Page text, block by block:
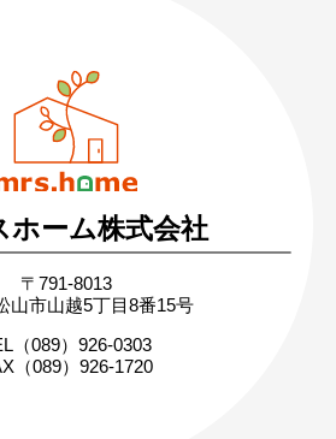
：月〜土 8:30 〜 17:30
日・祝 9:30 〜 17:30
・お問い合わせ
気軽にご相談ください
問や不安にお答えします
ホーム株式会社
〒791-8013
山市山越5丁目8番15号
（089）926-0303
（089）926-1720